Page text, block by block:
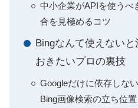
中小企業がAPIを使うべ
合を見極めるコツ
Bingなんて使えない
おきたいプロの裏技
Googleだけに依存しな
Bing画像検索の立ち位